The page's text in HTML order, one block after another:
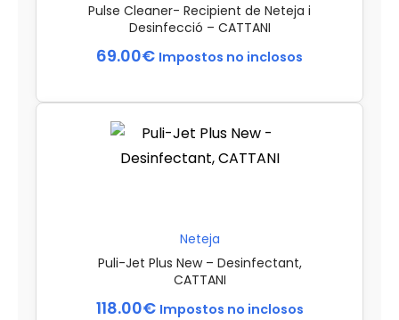
Pulse Cleaner- Recipient de Neteja i
Desinfecció – CATTANI
69.00€ Impostos no inclosos
Neteja
Puli-Jet Plus New – Desinfectant,
CATTANI
118.00€ Impostos no inclosos